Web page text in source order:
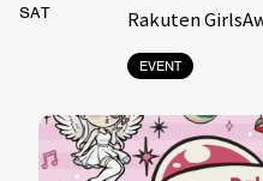
SAT
EVENT
Rakuten